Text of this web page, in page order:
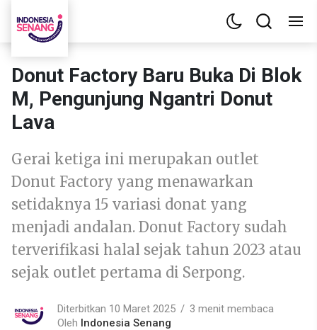
Donut Factory Baru Buka Di Blok
M, Pengunjung Ngantri Donut
Lava
Gerai ketiga ini merupakan outlet
Donut Factory yang menawarkan
setidaknya 15 variasi donat yang
menjadi andalan. Donut Factory sudah
terverifikasi halal sejak tahun 2023 atau
sejak outlet pertama di Serpong.
Diterbitkan 10 Maret 2025
3 menit membaca
Oleh Indonesia Senang